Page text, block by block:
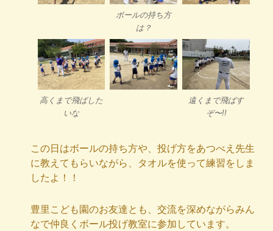
ボールの持ち方
は？
高くまで飛ばした
いな
遠くまで飛ばす
ぞ〜!!
この日はボールの持ち方や、投げ方をあつべえ先生
に教えてもらいながら、タオルを使って練習をしま
したよ！！
豊里こども園のお友達とも、交流を深めながらみん
なで仲良くボール投げ教室に参加しています。